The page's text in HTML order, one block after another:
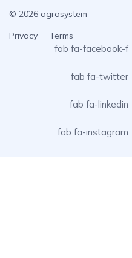
© 2026 agrosystem
Privacy
Terms
fab fa-facebook-f
fab fa-twitter
fab fa-linkedin
fab fa-instagram